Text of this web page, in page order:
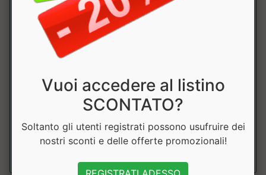
Barretta energetica a base di vera frutta con carboidrati a
basso indice glicemico. Prezzo...
a partire da € 1.70
Vuoi accedere al listino
SCONTATO?
Soltanto gli utenti registrati possono usufruire dei
nostri sconti e delle offerte promozionali!